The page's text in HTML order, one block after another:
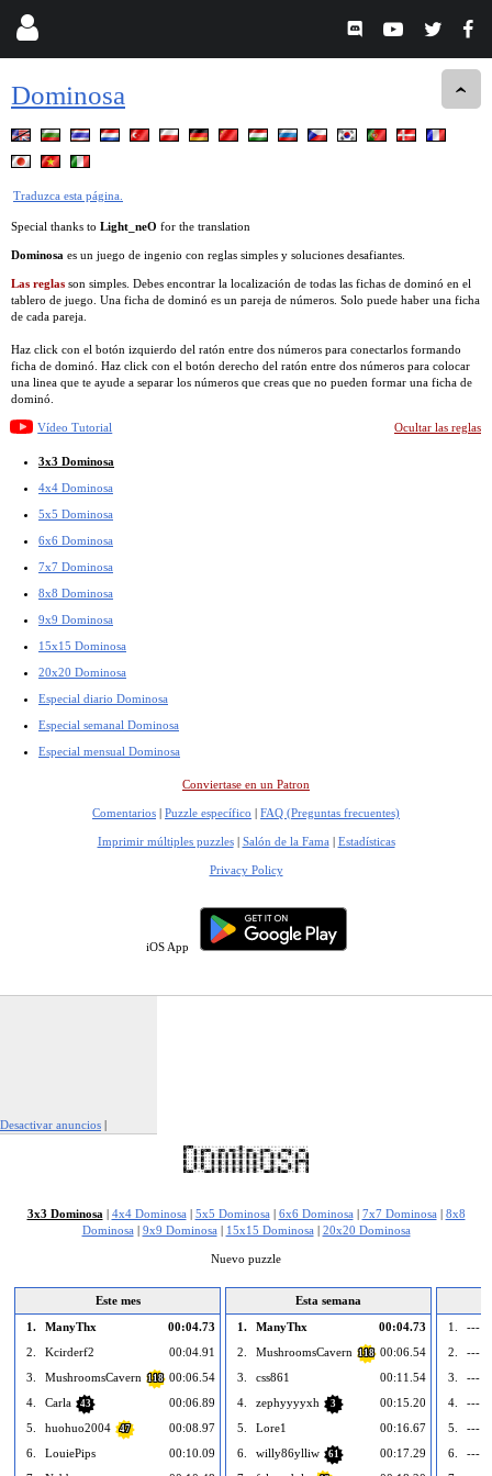
Dominosa
Traduzca esta página.
Special thanks to Light_neO for the translation
Dominosa es un juego de ingenio con reglas simples y soluciones desafiantes.
Las reglas son simples. Debes encontrar la localización de todas las fichas de dominó en el
tablero de juego. Una ficha de dominó es un pareja de números. Solo puede haber una ficha
de cada pareja.
Haz click con el botón izquierdo del ratón entre dos números para conectarlos formando
ficha de dominó. Haz click con el botón derecho del ratón entre dos números para colocar
una linea que te ayude a separar los números que creas que no pueden formar una ficha de
dominó.
Vídeo Tutorial Ocultar las reglas
3x3 Dominosa
4x4 Dominosa
5x5 Dominosa
6x6 Dominosa
7x7 Dominosa
8x8 Dominosa
9x9 Dominosa
15x15 Dominosa
20x20 Dominosa
Especial diario Dominosa
Especial semanal Dominosa
Especial mensual Dominosa
Conviertase en un Patron
Comentarios | Puzzle específico | FAQ (Preguntas frecuentes)
Imprimir múltiples puzzles| Salón de la Fama | Estadísticas
Privacy Policy
iOS App
Desactivar anuncios |
3x3 Dominosa | 4x4 Dominosa | 5x5 Dominosa | 6x6 Dominosa | 7x7 Dominosa | 8x8
Dominosa | 9x9 Dominosa | 15x15 Dominosa | 20x20 Dominosa
Nuevo puzzle
Este mes
1.
ManyThx
00:04.73
2.
Kcirderf2
00:04.91
3.
MushroomsCavern 118 00:06.54
4.
Carla 43
00:06.89
5.
huohuo2004 47
00:08.97
6.
LouiePips
00:10.09
Esta semana
1.
ManyThx
00:04.73
2.
MushroomsCavern 118 00:06.54
3.
css861
00:11.54
4.
zephyyyyxh 3
00:15.20
5.
Lore1
00:16.67
6.
willy86ylliw 61
00:17.29
1.
---
2.
---
3.
---
4.
---
5.
---
6.
---